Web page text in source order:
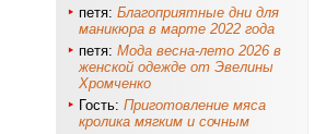
петя: Благоприятные дни для
маникюра в марте 2022 года
петя: Мода весна-лето 2026 в
женской одежде от Эвелины
Хромченко
Гость: Приготовление мяса
кролика мягким и сочным